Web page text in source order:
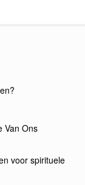
Van Ons
voor spirituele